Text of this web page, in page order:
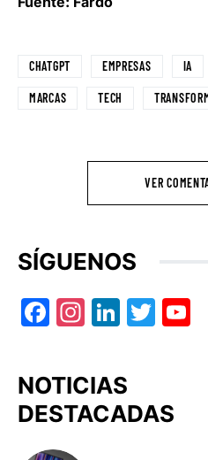
CHATGPT EMPRESAS IA
MARCAS TECH
VER
SÍGUENOS
Facebook
Instagram
LinkedIn
NOTICIAS
DESTACADAS